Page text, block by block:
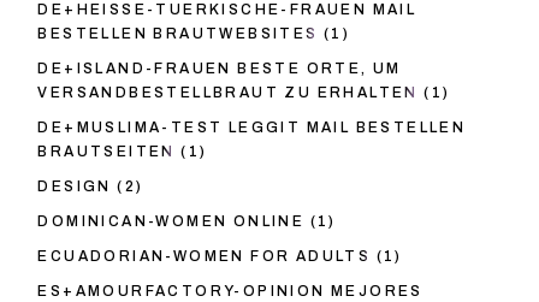
DE+HEISSE-TUERKISCHE-FRAUEN MAIL
BESTELLEN BRAUTWEBSITES (1)
DE+ISLAND-FRAUEN BESTE ORTE, UM
VERSANDBESTELLBRAUT ZU ERHALTEN
(1)
DE+MUSLIMA-TEST LEGGIT MAIL BESTELLEN
BRAUTSEITEN
(1)
DESIGN (2)
DOMINICAN-WOMEN ONLINE (1)
ECUADORIAN-WOMEN FOR ADULTS (1)
ES+AMOURFACTORY-OPINION MEJORES